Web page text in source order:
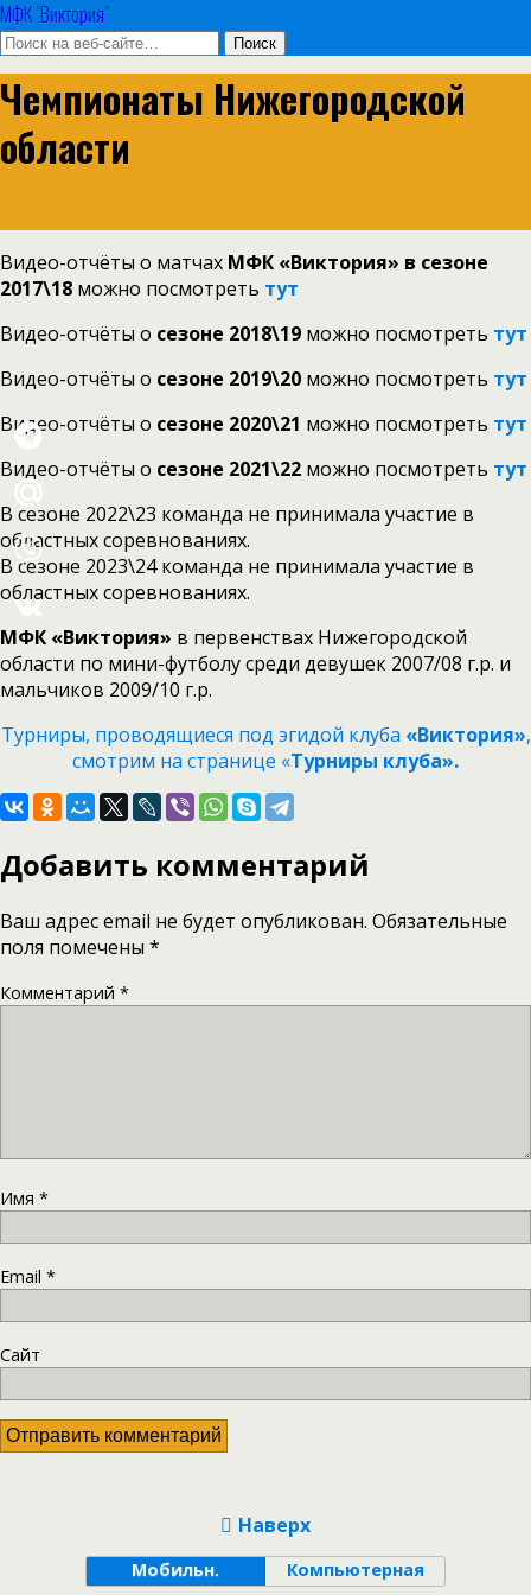
МФК "Виктория"
Чемпионаты Нижегородской
области
Видео-отчёты о матчах МФК «Виктория» в сезоне
2017\18 можно посмотреть тут
Видео-отчёты о сезоне 2018\19 можно посмотреть тут
Видео-отчёты о сезоне 2019\20 можно посмотреть тут
Видео-отчёты о сезоне 2020\21 можно посмотреть тут
Видео-отчёты о сезоне 2021\22 можно посмотреть тут
В сезоне 2022\23 команда не принимала участие в
областных соревнованиях.
В сезоне 2023\24 команда не принимала участие в
областных соревнованиях.
МФК «Виктория» в первенствах Нижегородской
области по мини-футболу среди девушек 2007/08 г.р. и
мальчиков 2009/10 г.р.
Турниры, проводящиеся под эгидой клуба «Виктория»,
смотрим на странице «Турниры клуба».
Добавить комментарий
Ваш адрес email не будет опубликован. Обязательные
поля помечены *
Комментарий *
Имя *
Email *
Сайт
Наверх
Мобильн. Компьютерная